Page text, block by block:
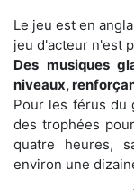
Le jeu est en
jeu d'acteur n'est
Des musiques
niveaux,
Pour les férus du
des trophées
quatre heures,
environ une